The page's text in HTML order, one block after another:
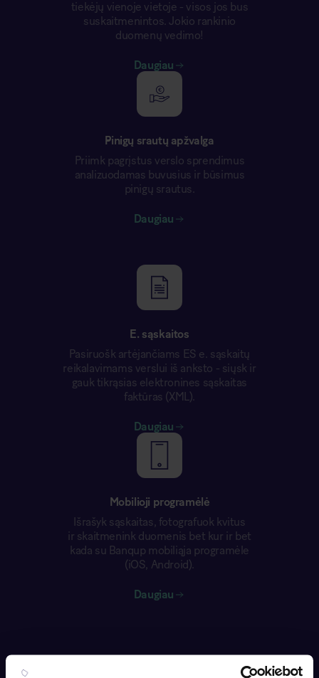
tiekėjų vienoje vietoje - visos jos bus
suskaitmenintos. Jokio rankinio
duomenų vedimo!
Daugiau
Pinigų srautų apžvalga
Priimk pagrįstus verslo sprendimus
analizuodamas buvusius ir būsimus
pinigų srautus.
Daugiau
E. sąskaitos
Pasiruošk artėjančiams ES e. sąskaitų
reikalavimams verslui iš anksto - siųsk ir
gauk tikrąsias elektronines sąskaitas
faktūras (XML).
Daugiau
Mobilioji programėlė
Išrašyk sąskaitas, fotografuok kvitus
ir skaitmenink duomenis bet kur ir bet
kada su Banqup mobiliąja programėle
(iOS, Android).
Daugiau